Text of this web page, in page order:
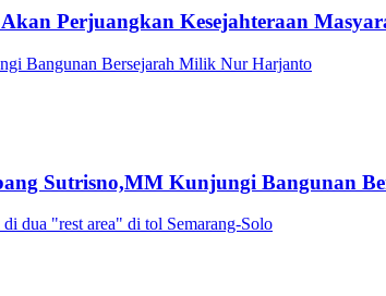
Perjuangkan Kesejahteraan
Sutrisno,MM Kunjungi Bangunan